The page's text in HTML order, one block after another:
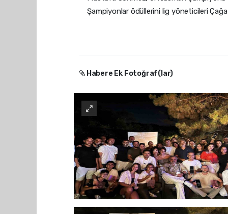
Şampiyonlar ödüllerini lig yöneticileri
Habere Ek Fotoğraf(lar)